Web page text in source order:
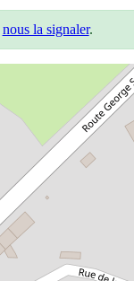
nous la signaler.